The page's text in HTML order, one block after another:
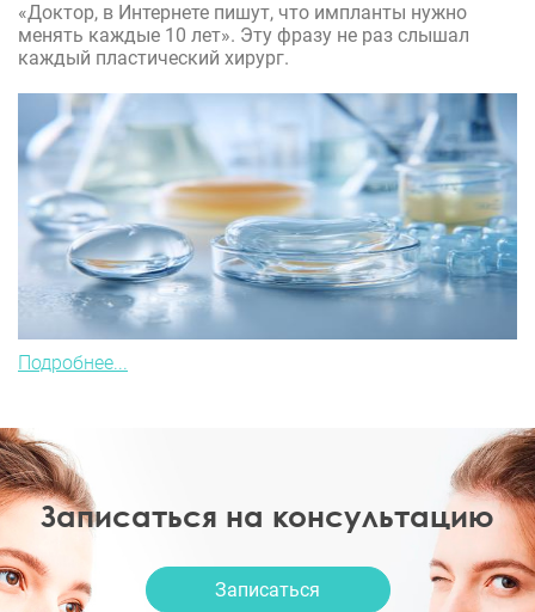
«Доктор, в Интернете пишут, что импланты нужно
менять каждые 10 лет». Эту фразу не раз слышал
каждый пластический хирург.
Подробнее...
Записаться на консультацию
Записаться